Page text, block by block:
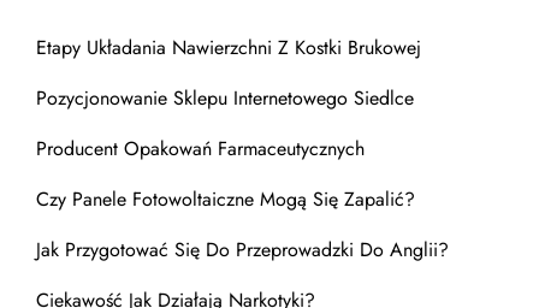
Etapy Układania Nawierzchni Z Kostki Brukowej
Pozycjonowanie Sklepu Internetowego Siedlce
Producent Opakowań Farmaceutycznych
Czy Panele Fotowoltaiczne Mogą Się Zapalić?
Jak Przygotować Się Do Przeprowadzki Do Anglii?
Ciekawość Jak Działają Narkotyki?